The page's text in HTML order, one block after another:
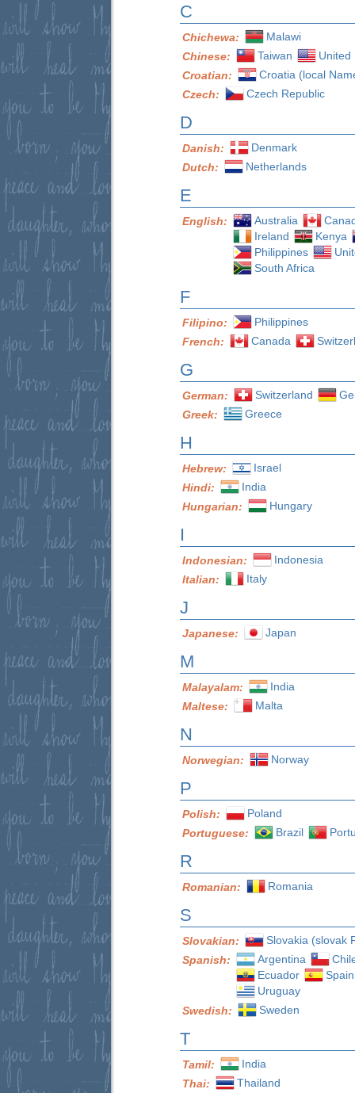
C
Chichewa:
Malawi
Chinese:
Taiwan
United
Croatian:
Croatia (local
Czech:
Czech Republic
D
Danish:
Denmark
Dutch:
Netherlands
E
English: Australia
Ireland
Kenya
Philippines
South Africa
F
Filipino:
Philippines
French:
Canada
G
German: Switzerland
Greek:
Greece
H
Hebrew:
Israel
Hindi:
India
Hungarian:
Hungary
I
Indonesian:
Indonesia
Italian:
Italy
J
Japanese: Japan
M
Malayalam:
India
Maltese:
Malta
N
Norwegian: Norway
P
Polish:
Poland
Portuguese:
Brazil
R
Romanian: Romania
S
Slovakian:
Slovakia (slovak
Spanish:
Argentina
Ecuador
Spain
Uruguay
Swedish:
Sweden
T
Tamil:
India
Thai:
Thailand